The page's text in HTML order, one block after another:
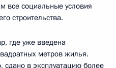
все социальные условия
строительства.
где уже введена
метров жилья.
сдано в эксплуатацию более